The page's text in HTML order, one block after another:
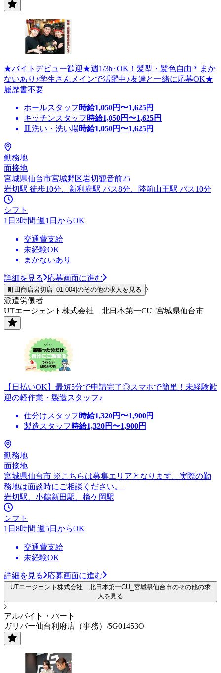
★バイトデビュー歓迎★週1/3h~OK！髪型・髪色自由＊まか
ないあり♪学生さんメインで活躍中♪友達と一緒に応募OK★
履歴書不要
ホールスタッフ 時給1,050円〜1,625円
キッチンスタッフ 時給1,050円〜1,625円
皿洗い・洗い場時給1,050円〜1,625円
勤務地
面接地
宮城県仙台市宮城野区岩切観音前25
岩切駅 徒歩10分、新利府駅 バス8分、陸前山王駅 バス10分
シフト
1日3時間 週1日からOK
交通費支給
未経験OK
まかないあり
詳細を見る 応募画面に進む
町田商店岩切店_01[004]のその他の求人を見る
派遣労働者
UTエージェント株式会社 北日本第一CU_宮城県仙台市
【日払いOK】最短5分で申請完了◎スマホで簡単！未経験歓
迎の軽作業・製造スタッフ♪
仕分けスタッフ 時給1,320円〜1,900円
製造スタッフ 時給1,320円〜1,900円
勤務地
面接地
宮城県仙台市 ※こちらは募集エリアとなります。実際の勤
務地は面談時にご相談ください。
岩切駅、小鶴新田駅、榴ケ岡駅
シフト
1日8時間 週5日からOK
交通費支給
未経験OK
詳細を見る 応募画面に進む
UTエージェント株式会社 北日本第一CU_宮城県仙台市のその他の求
人を見る
アルバイト・パート
ガリバー仙台利府店（事務）/5G01453O